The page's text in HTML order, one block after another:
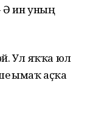
Ә һин уның
Ул яҡҡа юл
һымаҡ аҫҡа